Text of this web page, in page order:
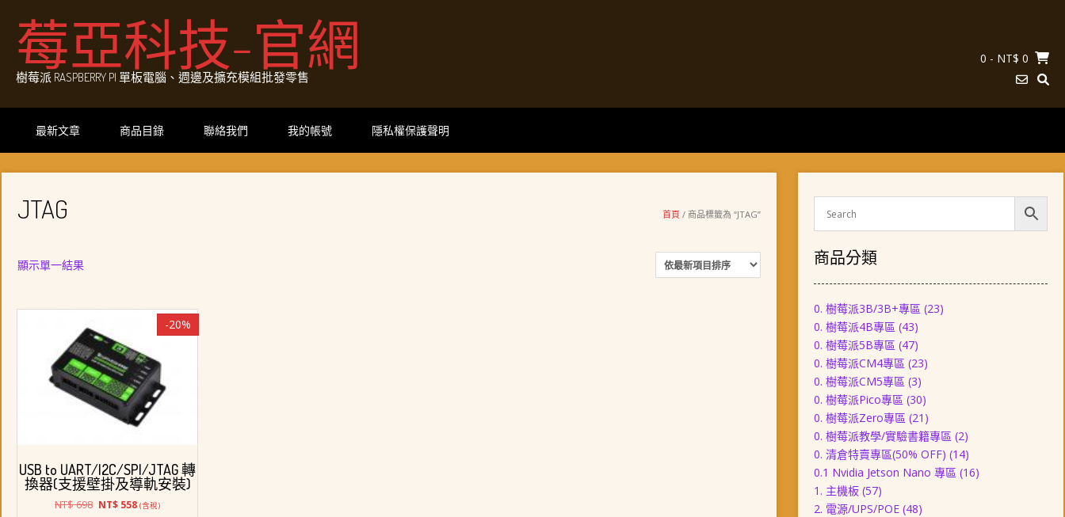
content莓亞科技-官網
樹莓派 RASPBERRY PI 單板電腦、週邊及擴充模組批發零售
0 - NT$ 0
最新文章 商品目錄 聯絡我們 我的帳號 隱私權保護聲明
首頁 / 商品標籤為 “JTAG”
JTAG
顯示單一結果
-20%
USB to UART/I2C/SPI/JTAG 轉
換器(支援壁掛及導軌安裝)
NT$698 原
NT$ 558目(含稅)
商品分類
0. 樹莓派3B/3B+專區 (23)
0. 樹莓派4B專區 (43)
0. 樹莓派5B專區 (47)
0. 樹莓派CM4專區 (23)
0. 樹莓派CM5專區 (3)
0. 樹莓派Pico專區 (30)
0. 樹莓派Zero專區 (21)
0. 樹莓派教學/實驗書籍專區 (2)
0. 清倉特賣專區(50% OFF) (14)
0.1 Nvidia Jetson Nano 專區 (16)
1. 主機板 (57)
2. 電源/UPS/POE (48)